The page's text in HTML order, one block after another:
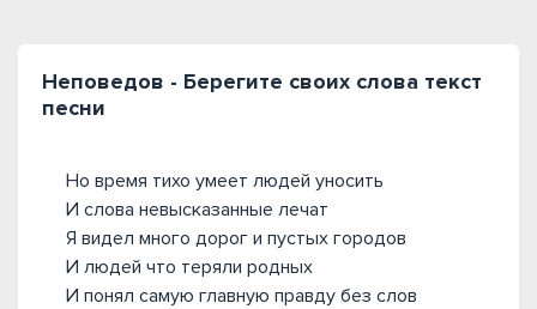
Неповедов - Берегите своих слова текст
песни
Но время тихо умеет людей уносить
И слова невысказанные лечат
Я видел много дорог и пустых городов
И людей что теряли родных
И понял самую главную правду без слов